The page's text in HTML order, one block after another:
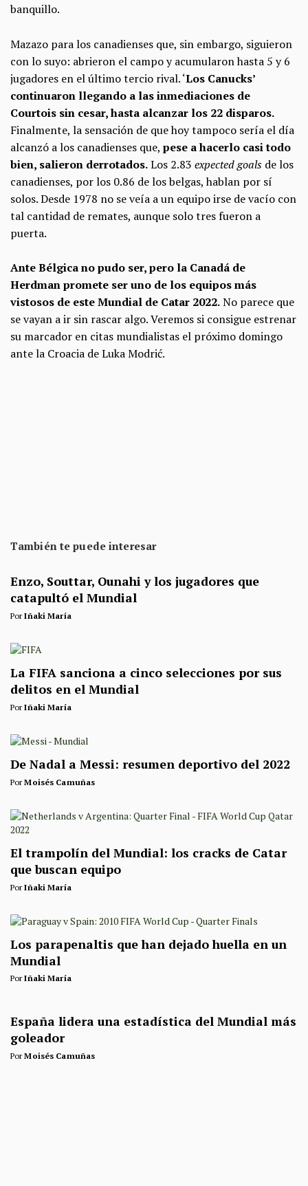
banquillo.
Mazazo para los canadienses que, sin embargo, siguieron
con lo suyo: abrieron el campo y acumularon hasta 5 y 6
jugadores en el último tercio rival. ‘Los Canucks’
continuaron llegando a las inmediaciones de
Courtois sin cesar, hasta alcanzar los 22 disparos.
Finalmente, la sensación de que hoy tampoco sería el día
alcanzó a los canadienses que, pese a hacerlo casi todo
bien, salieron derrotados.Los 2.83 expected goals de los
canadienses, por los 0.86 de los belgas, hablan por sí
solos. Desde 1978 no se veía a un equipo irse de vacío con
tal cantidad de remates, aunque solo tres fueron a
puerta.
Ante Bélgica no pudo ser, pero la Canadá de
Herdman promete ser uno de los equipos más
vistosos de este Mundial de Catar 2022.No parece que
se vayan a ir sin rascar algo. Veremos si consigue estrenar
su marcador en citas mundialistas el próximo domingo
ante la Croacia de Luka Modrić.
También te puede interesar
Enzo, Souttar, Ounahi y los jugadores que
catapultó el Mundial
PorIñaki María
La FIFA sanciona a cinco selecciones por sus
delitos en el Mundial
PorIñaki María
De Nadal a Messi: resumen deportivo del 2022
PorMoisés Camuñas
El trampolín del Mundial: los cracks de Catar
que buscan equipo
PorIñaki María
Los parapenaltis que han dejado huella en un
Mundial
PorIñaki María
España lidera una estadística del Mundial más
goleador
PorMoisés Camuñas